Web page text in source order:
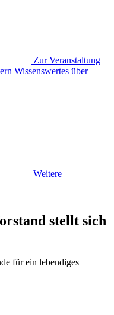
Zur Veranstaltung
Wissenswertes über
Weitere
stellt sich
für ein lebendiges